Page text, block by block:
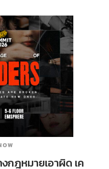
กฎหมายเอาผิด เค